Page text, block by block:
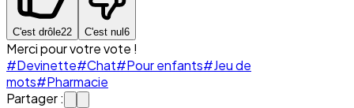
C'est drôle22 C'est nul 6
Merci pour votre vote !
#Devinette#Chat#Pour enfants#Jeu de
mots#Pharmacie
Partager :